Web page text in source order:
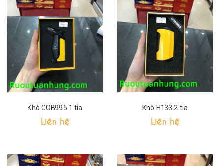
Khò COB995 1 tia
Liên hệ
Khò H133 2 tia
Liên hệ